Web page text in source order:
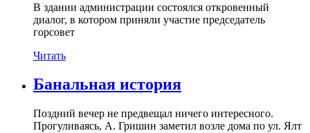
В здании администрации состоялся откровенный
диалог, в котором приняли участие председатель
горсовет
Читать
Банальная история
Поздний вечер не предвещал ничего интересного.
Прогуливаясь, А. Гришин заметил возле дома по ул. Ялт